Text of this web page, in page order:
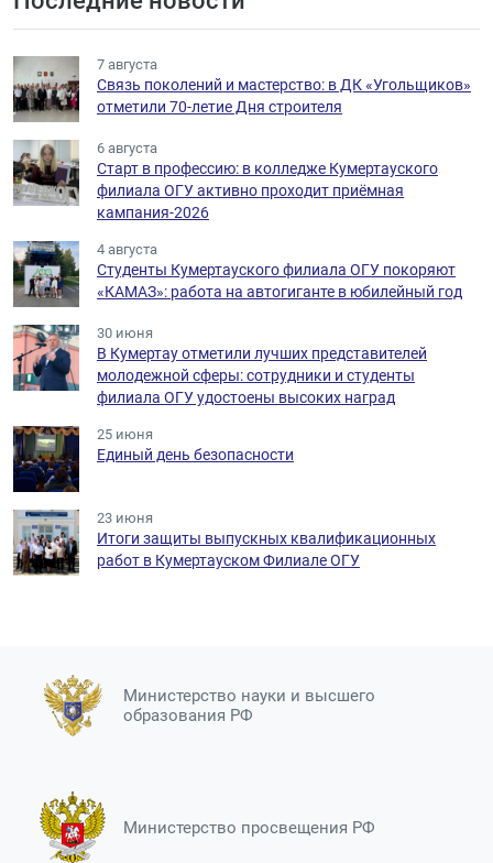
7 августа
Связь поколений и мастерство: в ДК «Угольщиков»
отметили 70-летие Дня строителя
6 августа
Старт в профессию: в колледже Кумертауского
филиала ОГУ активно проходит приёмная
кампания-2026
4 августа
Студенты Кумертауского филиала ОГУ покоряют
«КАМАЗ»: работа на автогиганте в юбилейный год
30 июня
В Кумертау отметили лучших представителей
молодежной сферы: сотрудники и студенты
филиала ОГУ удостоены высоких наград
25 июня
Единый день безопасности
23 июня
Итоги защиты выпускных квалификационных
работ в Кумертауском Филиале ОГУ
Министерство науки и высшего
образования РФ
Министерство просвещения РФ